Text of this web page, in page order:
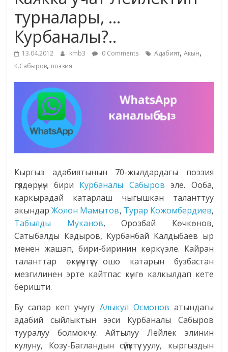
жана
адабияты
турналары, …
Курбаналы?..
13.04.2012 kmb3 0 Comments Адабият,Акын,
К.Сабыров, поэзия
Кыргыз адабиятынын 70-жылдардагы поэзия
гүлдөрүнүн бири Курбаналы Сабыров эле. Ооба,
каркырадай катарлаш чыгышкан таланттуу
акындарЖолон Мамытов, Турар Кожомбердиев,
Табылды Муканов, Орозбай Көчкөнов,
Сатыбалды Кадыров, Курбанбай Калдыбаев ыр
менен жашап, бири-биринин көркү эле. Кайран
таланттар өкүнүчтүүсү ошо катарын бузбастан
мезгилинен эрте кайтпас күнгө калкылдап кете
беришти.
Бу сапар кеп учугу Алыкул Осмонов атындагы
адабий сыйлыктын ээси Курбаналы Сабыров
тууралуу болмокчу. Айтылуу Лейлек элинин
кулуну, Козу-Багландын сүйүктүү уулу, кыргыздын